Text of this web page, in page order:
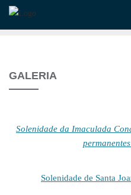
Skip
GALERIA
Solenidade da Imaculada
Solenidade de Santa